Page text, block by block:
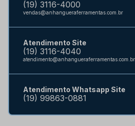
(19) 3116-4000
vendas@anhangueraferramentas.com.br
Atendimento Site
(19) 3116-4040
atendimento@anhangueraferramentas.com.br
Atendimento Whatsapp Site
(19) 99863-0881